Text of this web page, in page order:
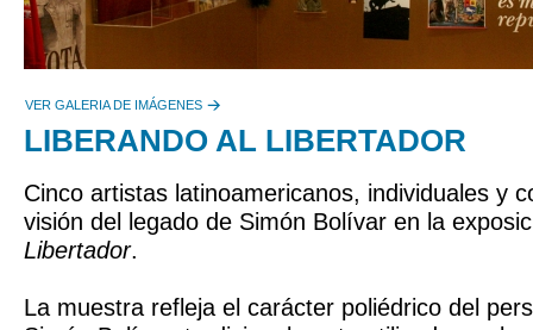
VER GALERIA DE IMÁGENES
LIBERANDO AL LIBERTADOR
Cinco artistas latinoamericanos, individuales y
visión del legado de Simón Bolívar en la
Libertador.
La muestra refleja el carácter poliédrico del